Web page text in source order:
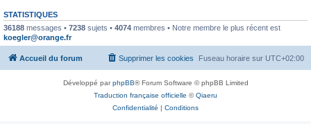
STATISTIQUES
36188 messages • 7238 sujets • 4074 membres • Notre membre le plus récent est
koegler@orange.fr
Accueil du forum Fuseau horaire sur UTC+02:00
Supprimer les cookies
Développé parphpBB® Forum Software © phpBB Limited
Traduction française officielle ©Qiaeru
Confidentialité | Conditions